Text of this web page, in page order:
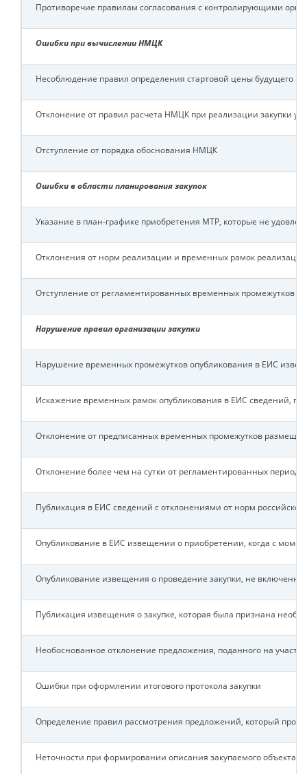
Противоречие правилам согласования с контролирующими
Ошибки при вычислении НМЦК
Несоблюдение правил определения стартовой цены будущего
Отклонение от правил расчета НМЦК при реализации закупки у
Отступление от порядка обоснования НМЦК
Ошибки в области планирования закупок
Указание в план-графике приобретения МТР, которые не
Отклонения от норм реализации и временных рамок
Отступление от регламентированных временных промежутков
Нарушение правил организации закупки
Нарушение временных промежутков опубликования в ЕИС
Искажение временных рамок опубликования в ЕИС сведений,
Отклонение от предписанных временных промежутков
Отклонение более чем на сутки от регламентированных
Публикация в ЕИС сведений с отклонениями от норм
Опубликование в ЕИС извещении о приобретении, когда с
Опубликование извещения о проведение закупки, не
Публикация извещения о закупке, которая была признана
Необоснованное отклонение предложения, поданного на
Ошибки при оформлении итогового протокола закупки
Определение правил рассмотрения предложений, который
Неточности при формировании описания закупаемого объекта.